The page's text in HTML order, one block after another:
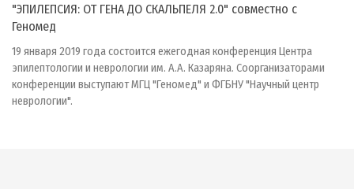
"ЭПИЛЕПСИЯ: ОТ ГЕНА ДО СКАЛЬПЕЛЯ 2.0" совместно с
Геномед
19 января 2019 года состоится ежегодная конференция Центра
эпилептологии и неврологии им. А.А. Казаряна. Соорганизаторами
конференции выступают МГЦ "Геномед" и ФГБНУ "Научный центр
неврологии".